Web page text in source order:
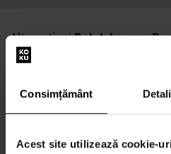
Consimțământ
Acest site utilizează cookie-
Alte opțiuniRalph Lauren
În stoc